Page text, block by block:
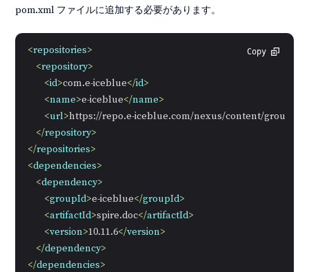
pom.xml ファイルに追加する必要があります。
Copy
<repositories>
<repository>
<id>com.e-iceblue</id>
<name>e-iceblue</name>
<url>https://repo.e-iceblue.com/nexus/content/groups/
</repository>
</repositories>
<dependencies>
<dependency>
<groupId>e-iceblue</groupId>
<artifactId>spire.doc</artifactId>
<version>10.11.6</version>
</dependency>
</dependencies>